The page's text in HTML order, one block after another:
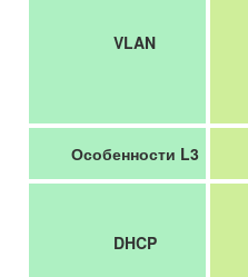
VLAN
Особенности L3
DHCP